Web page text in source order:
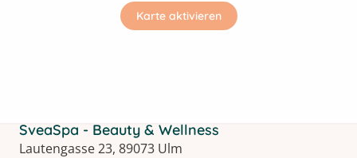
Karte aktivieren
SveaSpa - Beauty & Wellness
Lautengasse 23, 89073 Ulm